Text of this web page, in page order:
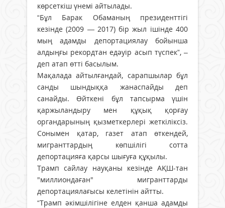
көрсеткіш үнемі айтылады.
“Бұл Барак Обаманың президенттігі
кезінде (2009 — 2017) бір жыл ішінде 400
мың адамды депортациялау бойынша
алдыңғы рекордтан едәуір асып түспек”, –
деп атап өтті басылым.
Мақалада айтылғандай, сарапшылар бұл
санды шындыққа жанаспайды деп
санайды. Өйткені бұл тапсырма үшін
қаржыландыру мен құқық қорғау
органдарының қызметкерлері жеткіліксіз.
Сонымен қатар, газет атап өткендей,
мигранттардың көпшілігі сотта
депортацияға қарсы шығуға құқылы.
Трамп сайлау науқаны кезінде АҚШ-тан
"миллиондаған" мигранттарды
депортациялағысы келетінін айтты.
“Трамп әкімшілігіне елден қанша адамды